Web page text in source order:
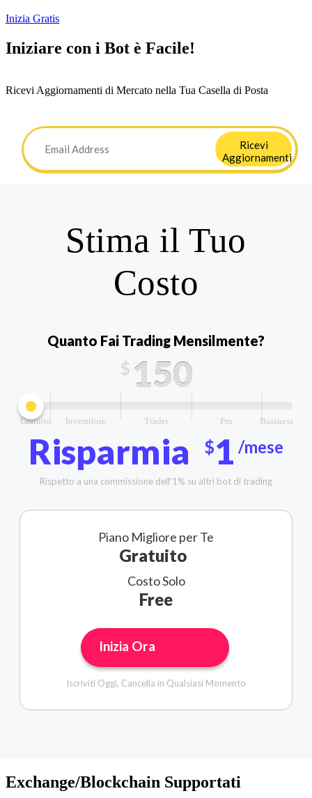
Inizia Gratis
Iniziare con i Bot è Facile!
Ricevi Aggiornamenti di Mercato nella Tua Casella di Posta
Ricevi
Aggiornamenti
Stima il Tuo
Costo
Quanto Fai Trading Mensilmente?
$ 150
Gratuito Investitore Trader Pro Business
Risparmia $1 /mese
Rispetto a una commissione dell'1% su altri bot di trading
Piano Migliore per Te
Gratuito
Costo Solo
Free
Inizia Ora
Iscriviti Oggi, Cancella in Qualsiasi Momento
Exchange/Blockchain Supportati